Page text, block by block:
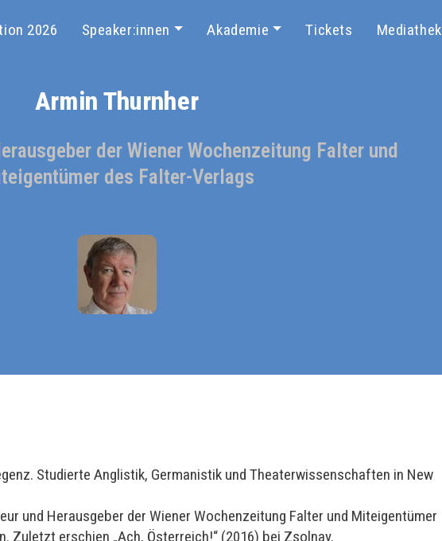
2026 Speaker:innen Akademie Tickets Mediathek
Armin Thurnher
der Wiener Wochenzeitung Falter und
des Falter-Verlags
Studierte Anglistik, Germanistik und Theaterwissenschaften in New
und Herausgeber der Wiener Wochenzeitung Falter und Miteigentümer
Zuletzt erschien „Ach, Österreich!“ (2016) bei Zsolnay.